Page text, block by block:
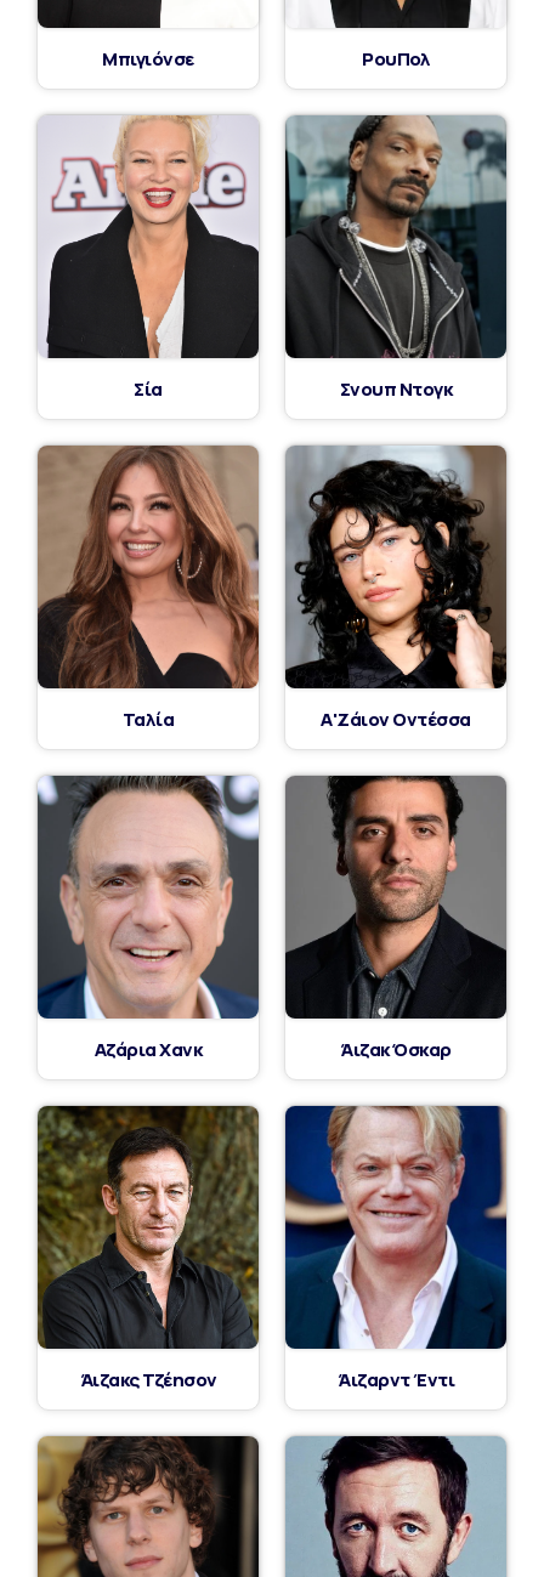
Μπιγιόνσε ΡουΠολ
Σία Σνουπ Ντογκ
Ταλία Α'Ζάιον Οντέσσα
Αζάρια Χανκ Άιζακ Όσκαρ
Άιζακς Τζέησον Άιζαρντ Έντι